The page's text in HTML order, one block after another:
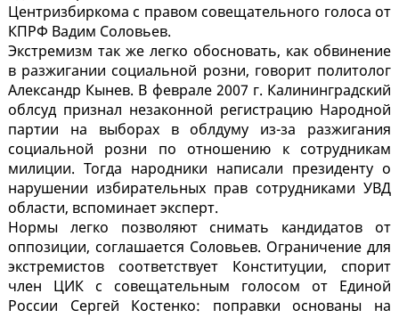
Центризбиркома с правом совещательного голоса от
КПРФ Вадим Соловьев.
Экстремизм так же легко обосновать, как обвинение
в разжигании социальной розни, говорит политолог
Александр Кынев. В феврале 2007 г. Калининградский
облсуд признал незаконной регистрацию Народной
партии на выборах в облдуму из-за разжигания
социальной розни по отношению к сотрудникам
милиции. Тогда народники написали президенту о
нарушении избирательных прав сотрудниками УВД
области, вспоминает эксперт.
Нормы легко позволяют снимать кандидатов от
оппозиции, соглашается Соловьев. Ограничение для
экстремистов соответствует Конституции, спорит
член ЦИК с совещательным голосом от Единой
России Сергей Костенко: поправки основаны на